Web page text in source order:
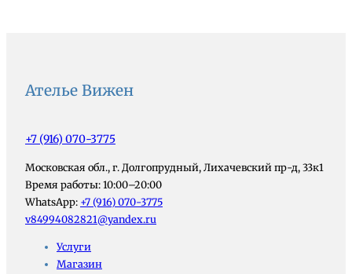
Ателье Вижен
+7 (916) 070-3775
Московская обл., г. Долгопрудный, Лихачевский пр-д, 33к1
Время работы: 10:00–20:00
WhatsApp: +7 (916) 070-3775
v84994082821@yandex.ru
Услуги
Магазин